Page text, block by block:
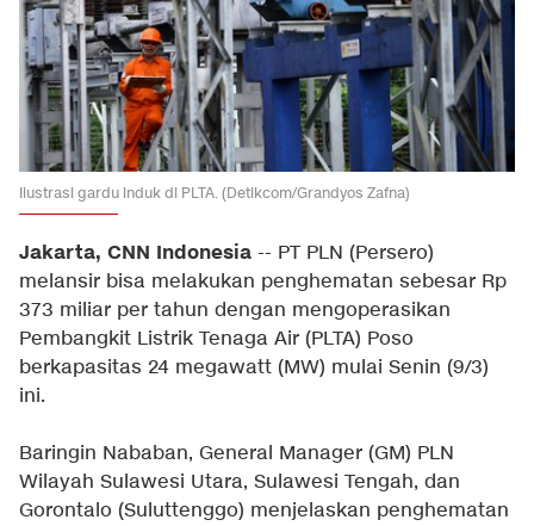
Ilustrasi gardu induk di PLTA. (Detikcom/Grandyos Zafna)
Jakarta, CNN Indonesia -- PT PLN (Persero)
melansir bisa melakukan penghematan sebesar Rp
373 miliar per tahun dengan mengoperasikan
Pembangkit Listrik Tenaga Air (PLTA) Poso
berkapasitas 24 megawatt (MW) mulai Senin (9/3)
ini.
Baringin Nababan, General Manager (GM) PLN
Wilayah Sulawesi Utara, Sulawesi Tengah, dan
Gorontalo (Suluttenggo) menjelaskan penghematan